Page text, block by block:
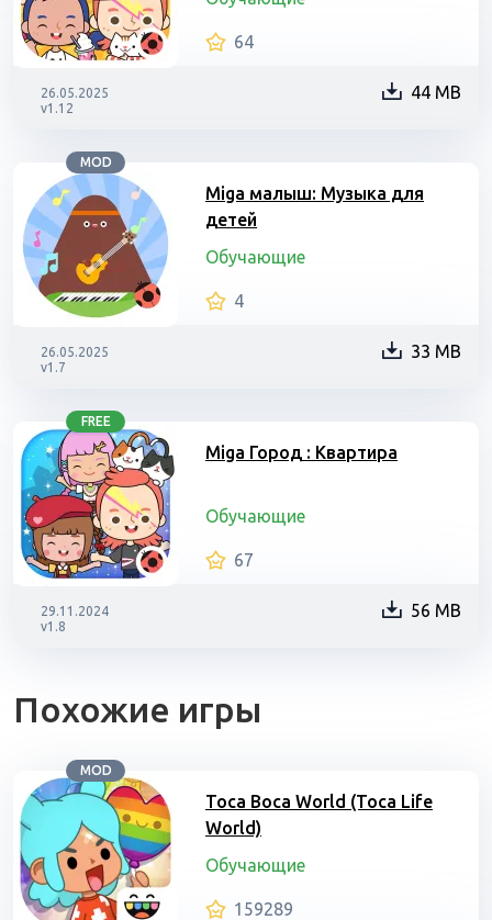
64
26.05.2025
v1.12
44 MB
MOD
Miga малыш: Музыка для
детей
Обучающие
4
26.05.2025
v1.7
33 MB
FREE
Miga Город : Квартира
Обучающие
67
29.11.2024
v1.8
56 MB
Похожие игры
MOD
Toca Boca World (Toca Life
World)
Обучающие
159289